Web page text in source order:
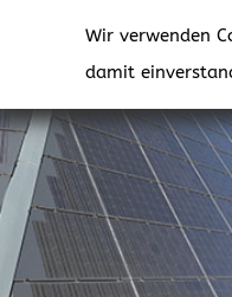
Wir verwenden
damit